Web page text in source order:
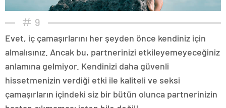
9
Evet, iç çamaşırlarını her şeyden önce kendiniz için
almalısınız. Ancak bu, partnerinizi etkileyemeyeceğiniz
anlamına gelmiyor. Kendinizi daha güvenli
hissetmenizin verdiği etki ile kaliteli ve seksi
çamaşırların içindeki siz bir bütün olunca partnerinizin